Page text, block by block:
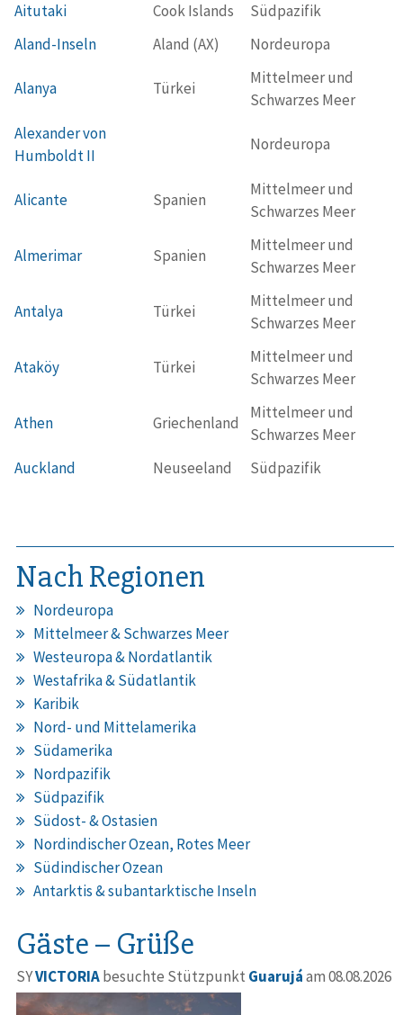
Aitutaki
Cook Islands
Südpazifik
Aland-Inseln
Aland (AX) Nordeuropa
Alanya Türkei
Mittelmeer und
Schwarzes Meer
Alexander von
Humboldt II
Nordeuropa
Alicante Spanien
Mittelmeer und
Schwarzes Meer
Almerimar Spanien
Mittelmeer und
Schwarzes Meer
Antalya Türkei
Mittelmeer und
Schwarzes Meer
Ataköy Türkei
Mittelmeer und
Schwarzes Meer
Athen Griechenland
Mittelmeer und
Schwarzes Meer
Auckland
Neuseeland Südpazifik
Nach Regionen
Nordeuropa
Mittelmeer & Schwarzes Meer
Westeuropa & Nordatlantik
Westafrika & Südatlantik
Karibik
Nord- und Mittelamerika
Südamerika
Nordpazifik
Südpazifik
Südost- & Ostasien
Nordindischer Ozean, Rotes Meer
Südindischer Ozean
Antarktis & subantarktische Inseln
Gäste – Grüße
SYVICTORIAbesuchte Stützpunkt Guarujáam 08.08.2026